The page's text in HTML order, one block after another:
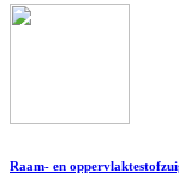
Raam- en